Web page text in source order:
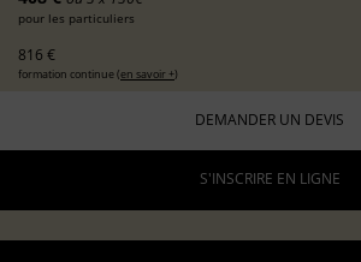
pour les particuliers
816 €
formation continue (en savoir +)
DEMANDER UN DEVIS
S'INSCRIRE EN LIGNE